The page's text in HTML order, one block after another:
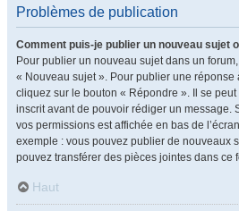
Problèmes de publication
Comment puis-je publier un nouveau sujet
Pour publier un nouveau sujet dans un
« Nouveau sujet ». Pour publier une réponse
cliquez sur le bouton « Répondre ». Il se peut
inscrit avant de pouvoir rédiger un message.
vos permissions est affichée en bas de
exemple : vous pouvez publier de nouveaux
pouvez transférer des pièces jointes dans ce
Haut